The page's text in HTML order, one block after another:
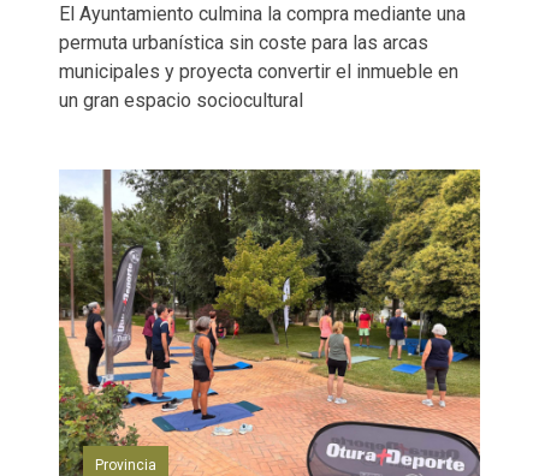
El Ayuntamiento culmina la compra mediante una
permuta urbanística sin coste para las arcas
municipales y proyecta convertir el inmueble en
un gran espacio sociocultural
Provincia